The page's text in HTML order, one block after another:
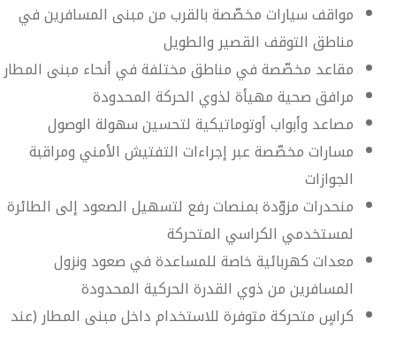
مواقف سيارات مخصّصة بالقرب من مبنى المسافرين في
مناطق التوقف القصير والطويل
مقاعد مخصّصة في مناطق مختلفة في أنحاء مبنى المطار
مرافق صحية مهيأة لذوي الحركة المحدودة
مصاعد وأبواب أوتوماتيكية لتحسين سهولة الوصول
مسارات مخصّصة عبر إجراءات التفتيش الأمني ومراقبة
الجوازات
منحدرات مزوّدة بمنصات رفع لتسهيل الصعود إلى الطائرة
لمستخدمي الكراسي المتحركة
معدات كهربائية خاصة للمساعدة في صعود ونزول
المسافرين من ذوي القدرة الحركية المحدودة
كراسٍ متحركة متوفرة للاستخدام داخل مبنى المطار (عند